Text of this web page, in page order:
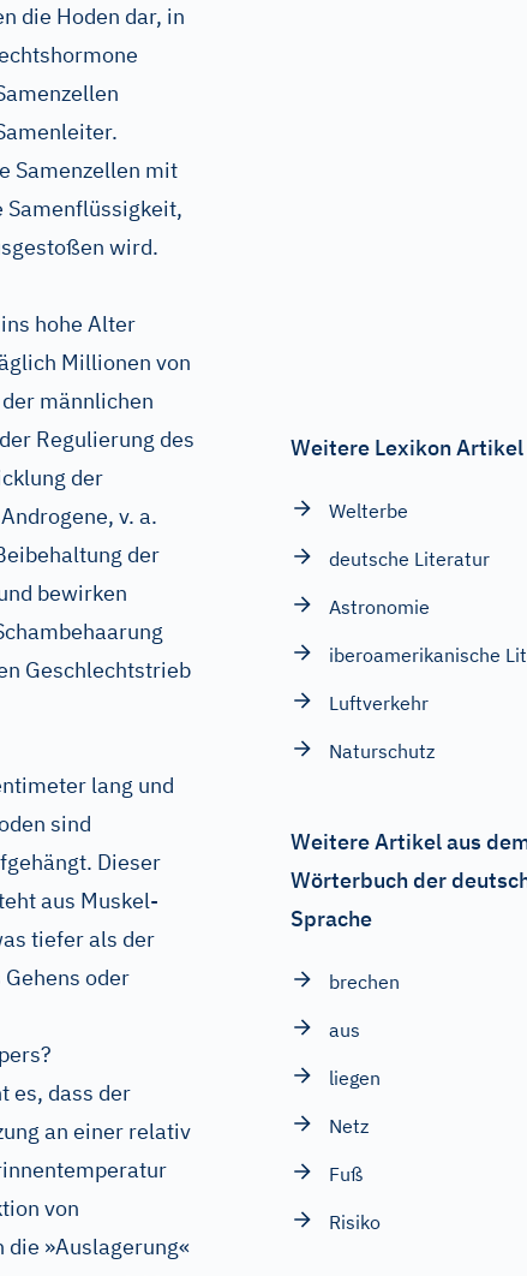
die Hoden dar, in
Samenzellen mit
Samenflüssigkeit,
wird.
hohe Alter
Millionen von
männlichen
Regulierung des
der
v. a.
der
bewirken
Geschlechtstrieb
lang und
sind
Dieser
aus Muskel-
tiefer als der
oder
es, dass der
an einer relativ
von
»Auslagerung«
Weitere Lexikon Artikel
Welterbe
deutsche Literatur
Astronomie
iberoamerikanische
Luftverkehr
Naturschutz
Weitere Artikel aus
Wörterbuch der
Sprache
brechen
aus
liegen
Netz
Fuß
Risiko